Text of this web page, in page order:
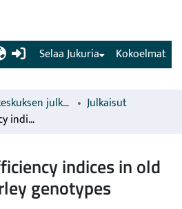
(current) Kokoelmat
Selaa Jukuria
Luonnonvarakeskuksen julkaisut
Julkaisut
Nitrogen use efficiency indices in old and modern barley genotypes
indices in old
genotypes